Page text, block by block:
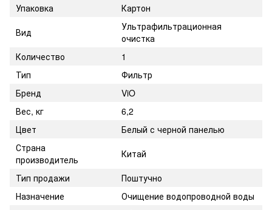
Упаковка
Картон
Вид
Ультрафильтрационная
очистка
Количество
1
Тип
Фильтр
Бренд
ViO
Вес, кг
6,2
Цвет
Белый с черной панелью
Страна
производитель
Китай
Тип продажи
Поштучно
Назначение
Очищение водопроводной воды